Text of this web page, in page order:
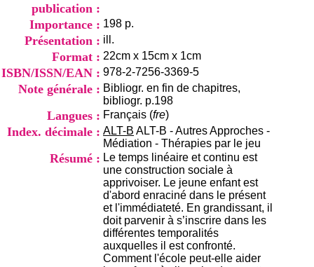
publication :
Importance : 198 p.
Présentation : ill.
Format : 22cm x 15cm x 1cm
ISBN/ISSN/EAN : 978-2-7256-3369-5
Note générale : Bibliogr. en fin de chapitres,
bibliogr. p.198
Langues : Français (fre)
Index. décimale : ALT-B ALT-B - Autres Approches -
Médiation - Thérapies par le jeu
Résumé : Le temps linéaire et continu est
une construction sociale à
apprivoiser. Le jeune enfant est
d'abord enraciné dans le présent
et l'immédiateté. En grandissant, il
doit parvenir à s’inscrire dans les
différentes temporalités
auxquelles il est confronté.
Comment l'école peut-elle aider
u
C
R
A
R
h
ô
n
-
A
l
p
e
s
C
e
n
t
r